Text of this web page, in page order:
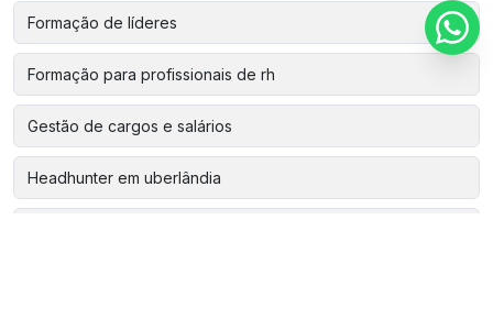
Formação de líderes
Formação para profissionais de rh
Gestão de cargos e salários
Headhunter em uberlândia